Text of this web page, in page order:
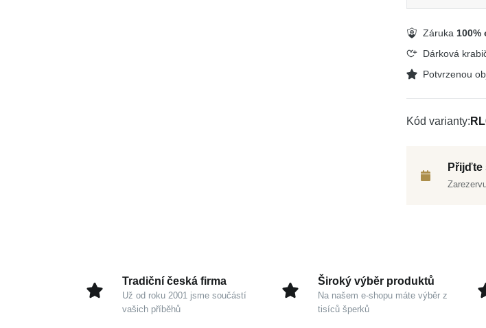
Záruka 100%
Dárková
Potvrzenou
Kód varianty
Přijďte
Tradiční česká firma
Už od roku 2001 jsme součástí
vašich příběhů
Široký výběr produktů
Na našem e-shopu máte výběr z
tisíců šperků